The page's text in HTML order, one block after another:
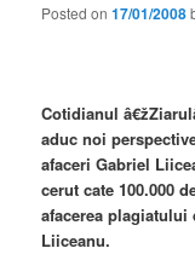
Posted on17/01/2008
Cotidianul
aduc noi
afaceri Gabriel
cerut cate 100.000
afacerea
Liiceanu.